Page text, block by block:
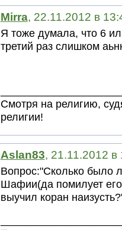
Mirra, 22.11.2012 в
Я тоже думала, что 6
третий раз слишком
Смотря на религию,
религии!
Aslan83, 21.11.2012 в
Вопрос:"Сколько было
Шафии(да помилует
выучил коран